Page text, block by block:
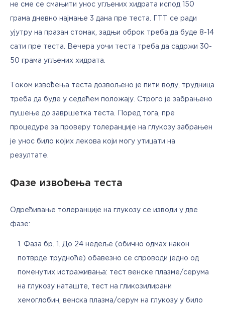
не сме се смањити унос угљених хидрата испод 150
грама дневно најмање 3 дана пре теста. ГТТ се ради
ујутру на празан стомак, задњи оброк треба да буде 8-14
сати пре теста. Вечера уочи теста треба да садржи 30-
50 грама угљених хидрата.
Током извођења теста дозвољено је пити воду, трудница
треба да буде у седећем положају. Строго је забрањено
пушење до завршетка теста. Поред тога, пре
процедуре за проверу толеранције на глукозу забрањен
је унос било којих лекова који могу утицати на
резултате.
Фазе извођења теста
Одређивање толеранције на глукозу се изводи у две
фазе:
Фаза бр. 1. До 24 недеље (обично одмах након
потврде трудноће) обавезно се спроводи једно од
поменутих истраживања: тест венске плазме/серума
на глукозу наташте, тест на гликозилирани
хемоглобин, венска плазма/серум на глукозу у било